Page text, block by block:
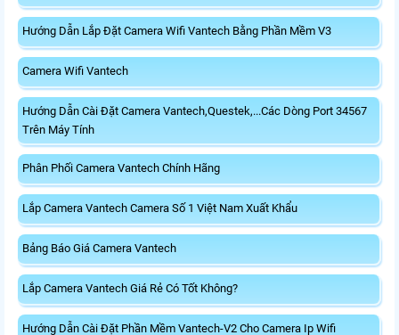
Hướng Dẫn Lắp Đặt Camera Wifi Vantech Bằng Phần Mềm V3
Camera Wifi Vantech
Hướng Dẫn Cài Đặt Camera Vantech,Questek,...Các Dòng Port 34567
Trên Máy Tính
Phân Phối Camera Vantech Chính Hãng
Lắp Camera Vantech Camera Số 1 Việt Nam Xuất Khẩu
Bảng Báo Giá Camera Vantech
Lắp Camera Vantech Giá Rẻ Có Tốt Không?
Hướng Dẫn Cài Đặt Phần Mềm Vantech-V2 Cho Camera Ip Wifi